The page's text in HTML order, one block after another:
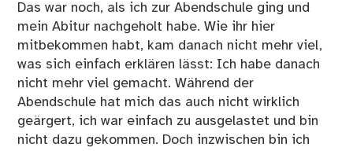
Das war noch, als ich zur Abendschule ging und
mein Abitur nachgeholt habe. Wie ihr hier
mitbekommen habt, kam danach nicht mehr viel,
was sich einfach erklären lässt: Ich habe danach
nicht mehr viel gemacht. Während der
Abendschule hat mich das auch nicht wirklich
geärgert, ich war einfach zu ausgelastet und bin
nicht dazu gekommen. Doch inzwischen bin ich